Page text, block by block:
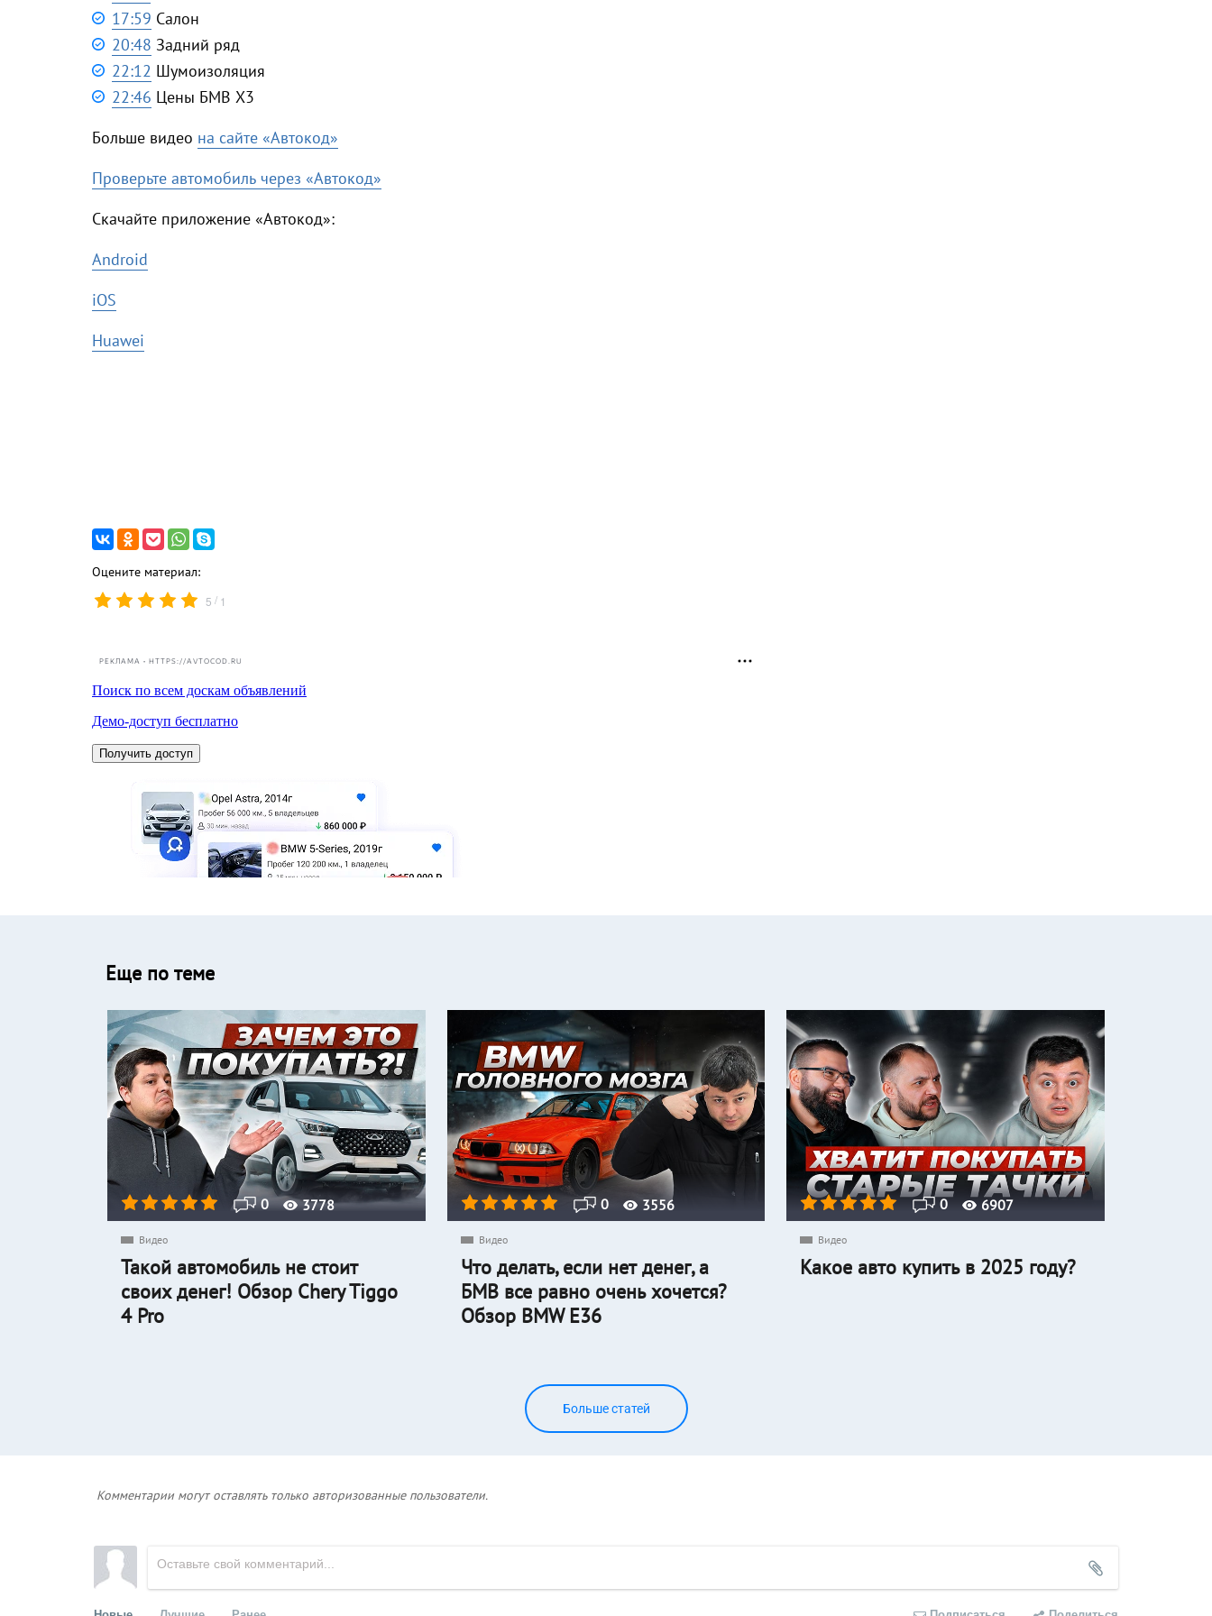
17:59 Салон
20:48 Задний ряд
22:12 Шумоизоляция
22:46 Цены БМВ Х3
Больше видео на сайте «Автокод»
Проверьте автомобиль через «Автокод»
Скачайте приложение «Автокод»:
Android
iOS
Huawei
Оцените материал:
5 / 1
РЕКЛАМА • HTTPS://AVTOCOD.RU
Еще по теме
0 3778
Видео
Такой автомобиль не стоит
своих денег! Обзор Chery Tiggo
4 Pro
0 3556
Видео
Что делать, если нет денег, а
БМВ все равно очень хочется?
Обзор BMW E36
0 6907
Видео
Какое авто купить в 2025 году?
Больше статей
Комментарии могут оставлять только авторизованные пользователи.